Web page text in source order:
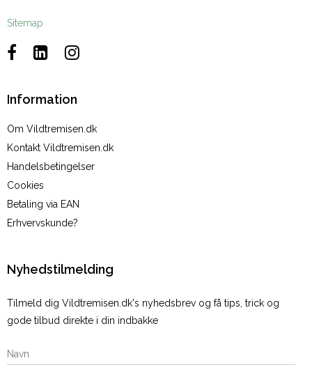
Sitemap
Information
Om Vildtremisen.dk
Kontakt Vildtremisen.dk
Handelsbetingelser
Cookies
Betaling via EAN
Erhvervskunde?
Nyhedstilmelding
Tilmeld dig Vildtremisen.dk's nyhedsbrev og få tips, trick og
gode tilbud direkte i din indbakke